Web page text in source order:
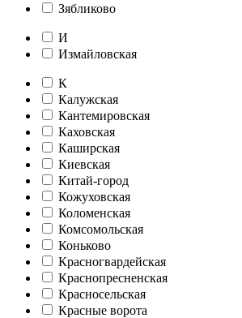
Зябликово
И
Измайловская
К
Калужская
Кантемировская
Каховская
Каширская
Киевская
Китай-город
Кожуховская
Коломенская
Комсомольская
Коньково
Красногвардейская
Краснопресненская
Красносельская
Красные ворота